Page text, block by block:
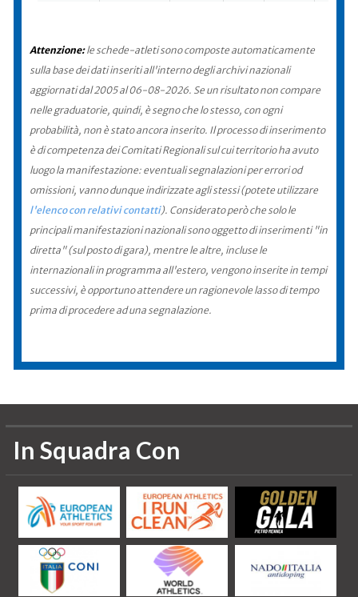
Attenzione:le schede-atleti sono composte automaticamente
sulla base dei dati inseriti all'interno degli archivi nazionali
aggiornati dal 2005 al 06-08-2026. Se un risultato non compare
nelle graduatorie, quindi, è segno che lo stesso, con ogni
probabilità, non è stato ancora inserito. Il processo di inserimento
è di competenza dei Comitati Regionali sul cui territorio ha avuto
luogo la manifestazione: eventuali segnalazioni per errori od
omissioni, vanno dunque indirizzate agli stessi (potete utilizzare
l'elenco con relativi contatti). Considerato però che solo le
principali manifestazioni nazionali sono oggetto di inserimenti "in
diretta" (sul posto di gara), mentre le altre, incluse le
internazionali in programma all'estero, vengono inserite in tempi
successivi, è opportuno attendere un ragionevole lasso di tempo
prima di procedere ad una segnalazione.
In Squadra Con